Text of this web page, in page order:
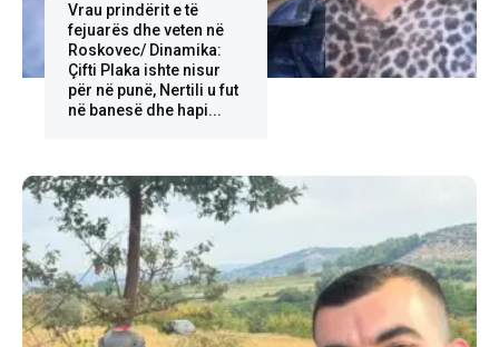
Vrau prindërit e të
fejuarës dhe veten në
Roskovec/ Dinamika:
Çifti Plaka ishte nisur
për në punë, Nertili u fut
në banesë dhe hapi...